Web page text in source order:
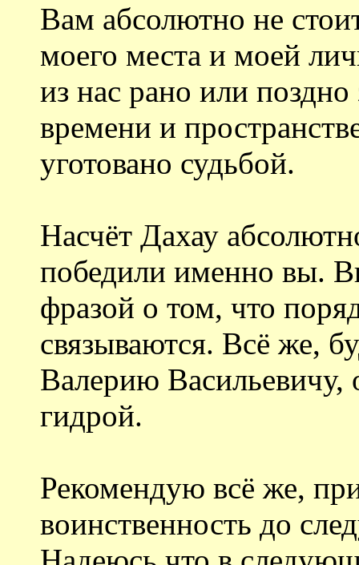
Вам абсолютно не
моего места и моей
из нас рано или
времени и
уготовано судьбой.
Насчёт Дахау
победили именно вы.
фразой о том, что
связываются. Всё же,
Валерию Васильевичу,
гидрой.
Рекомендую всё же,
воинственность до